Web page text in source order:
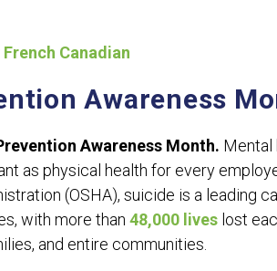
French Canadian
Awareness
Awareness Month. Mental
as physical health for every
(OSHA), suicide is a leading
with more than 48,000 lives lost
and entire communities.